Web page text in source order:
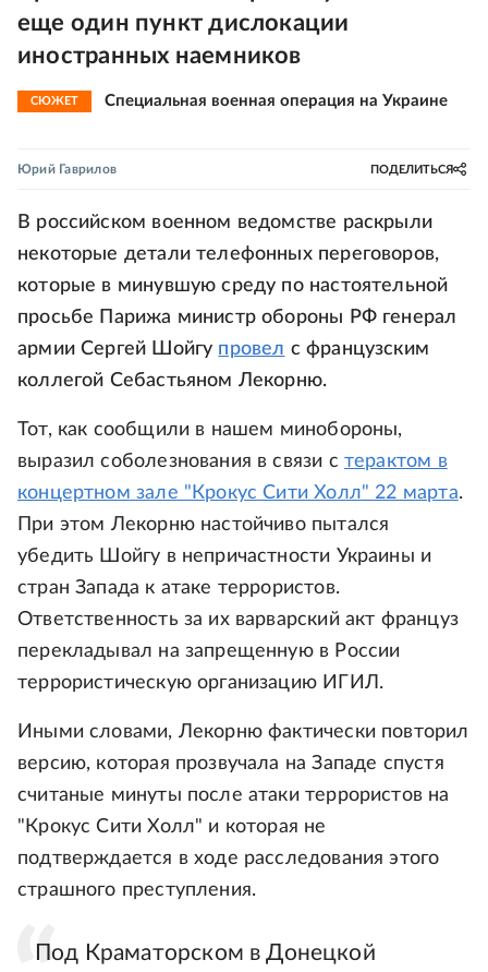
еще один пункт дислокации
иностранных наемников
СЮЖЕТ Специальная военная операция на Украине
Юрий Гаврилов ПОДЕЛИТЬСЯ
В российском военном ведомстве раскрыли
некоторые детали телефонных переговоров,
которые в минувшую среду по настоятельной
просьбе Парижа министр обороны РФ генерал
армии Сергей Шойгу провел с французским
коллегой Себастьяном Лекорню.
Тот, как сообщили в нашем минобороны,
выразил соболезнования в связи с терактом в
концертном зале "Крокус Сити Холл" 22 марта.
При этом Лекорню настойчиво пытался
убедить Шойгу в непричастности Украины и
стран Запада к атаке террористов.
Ответственность за их варварский акт француз
перекладывал на запрещенную в России
террористическую организацию ИГИЛ.
Иными словами, Лекорню фактически повторил
версию, которая прозвучала на Западе спустя
считаные минуты после атаки террористов на
"Крокус Сити Холл" и которая не
подтверждается в ходе расследования этого
страшного преступления.
Под Краматорском в Донецкой